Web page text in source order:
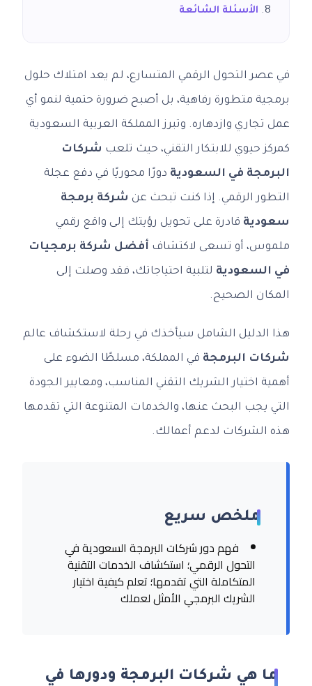
الأسئلة الشائعة
في عصر التحول الرقمي المتسارع، لم يعد امتلاك حلول
برمجية متطورة رفاهية، بل أصبح ضرورة حتمية لنمو أي
عمل تجاري وازدهاره. وتبرز المملكة العربية السعودية
كمركز حيوي للابتكار التقني، حيث تلعب شركات
البرمجة في السعودية دورًا محوريًا في دفع عجلة
التطور الرقمي. إذا كنت تبحث عن شركة برمجة
سعودية قادرة على تحويل رؤيتك إلى واقع رقمي
ملموس، أو تسعى لاكتشاف أفضل شركة برمجيات
في السعودية لتلبية احتياجاتك، فقد وصلت إلى
المكان الصحيح.
هذا الدليل الشامل سيأخذك في رحلة لاستكشاف عالم
شركات البرمجة في المملكة، مسلطًا الضوء على
أهمية اختيار الشريك التقني المناسب، ومعايير الجودة
التي يجب البحث عنها، والخدمات المتنوعة التي تقدمها
هذه الشركات لدعم أعمالك.
ملخص سريع
فهم دور شركات البرمجة السعودية في
التحول الرقمي؛ استكشاف الخدمات التقنية
المتكاملة التي تقدمها؛ تعلم كيفية اختيار
الشريك البرمجي الأمثل لعملك
ما هي شركات البرمجة ودورها في